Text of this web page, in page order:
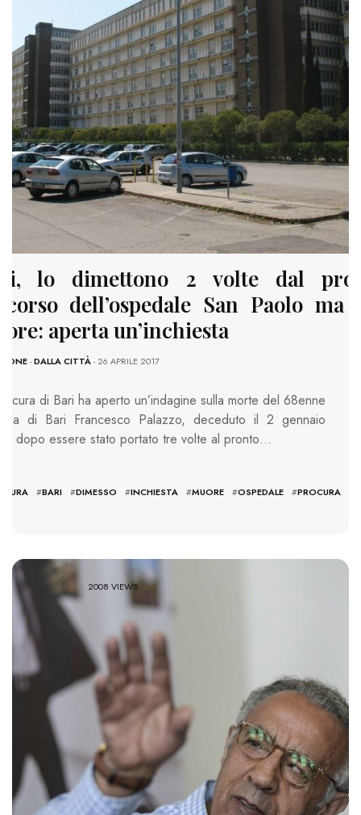
lo dimettono 2 volte dal
dell’ospedale San Paolo ma
aperta un’inchiesta
-DALLA CITTÀ- 26 APRILE 2017
di Bari ha aperto un’indagine sulla morte del 68enne
di Bari Francesco Palazzo, deceduto il 2 gennaio
dopo essere stato portato tre volte al pronto…
#BARI #DIMESSO #INCHIESTA #MUORE #OSPEDALE #PROCURA
2008 VIEWS